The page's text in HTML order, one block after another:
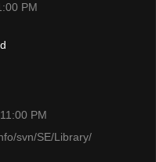
PM
PM
svn/SE/Library/